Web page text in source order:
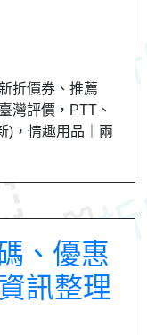
折價券、推薦
灣評價，PTT、
)，情趣用品｜兩
、優惠
訊整理